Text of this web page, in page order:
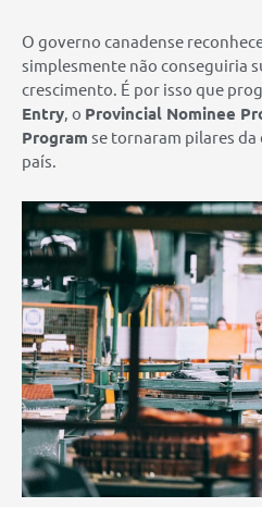
O governo canadense
simplesmente não conseguiria
crescimento. É por isso que
Entry , o Provincial Nominee
Program se tornaram pilares
país.